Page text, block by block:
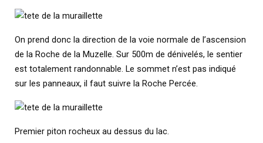
On prend donc la direction de la voie normale de l’ascension
de la Roche de la Muzelle. Sur 500m de dénivelés, le sentier
est totalement randonnable. Le sommet n’est pas indiqué
sur les panneaux, il faut suivre la Roche Percée.
Premier piton rocheux au dessus du lac.